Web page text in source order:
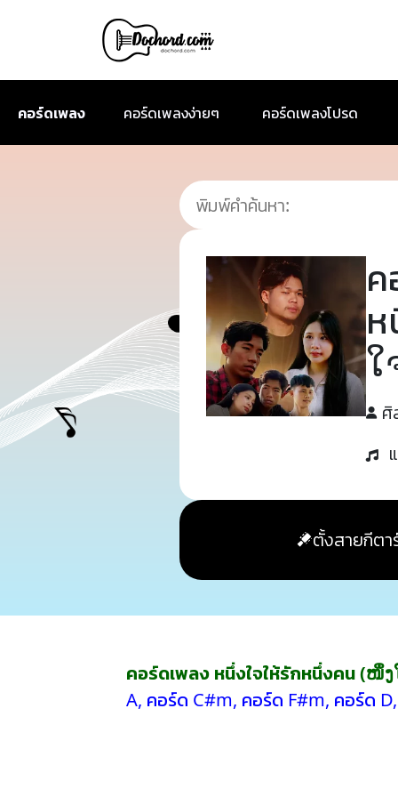
คอร์ดเพลง คอร์ดเพลงง่ายๆ คอร์ดเพลงโปรด
ໃ
ศิ
ตั้งสายกีตา
คอร์ดเพลง หนึ่งใจให้รักหนึ่งคน (
A, คอร์ด C#m, คอร์ด F#m, คอร์ด D,